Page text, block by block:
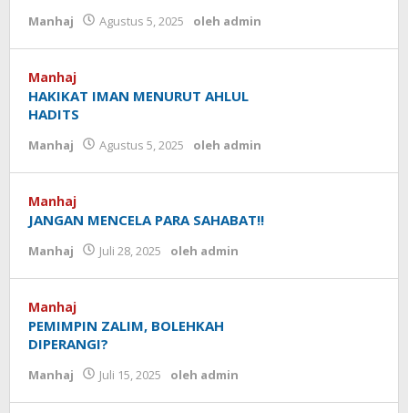
Manhaj Agustus 5, 2025 oleh admin
Manhaj
HAKIKAT IMAN MENURUT AHLUL
HADITS
Manhaj Agustus 5, 2025 oleh admin
Manhaj
JANGAN MENCELA PARA SAHABAT!!
Manhaj Juli 28, 2025 oleh admin
Manhaj
PEMIMPIN ZALIM, BOLEHKAH
DIPERANGI?
Manhaj Juli 15, 2025 oleh admin